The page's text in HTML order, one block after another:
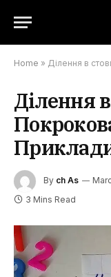
Home » Ділення в
Ділення
By ch As
3 Mins Read